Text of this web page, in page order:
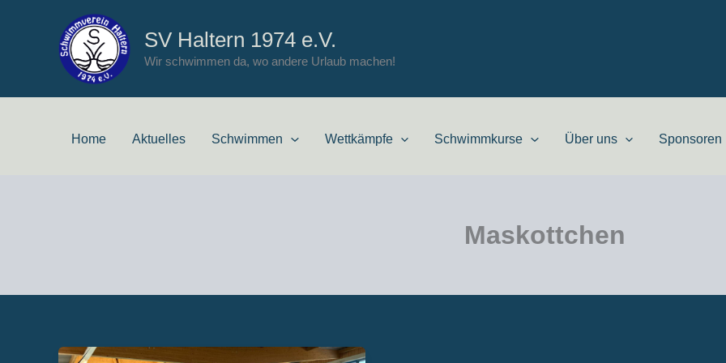
SV Haltern 1974 e.V.
Wir schwimmen da, wo andere Urlaub machen!
Home Aktuelles Schwimmen Wettkämpfe Schwimmkurse Über uns Sponsoren
Maskottchen